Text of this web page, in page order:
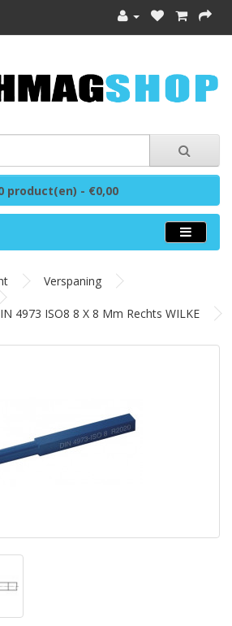
product(en) - €0,00
Verspaning
4973 ISO8 8 X 8 Mm Rechts WILKE